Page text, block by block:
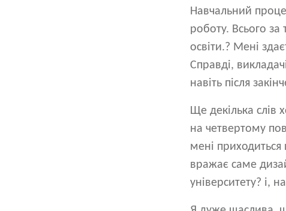
Навчальний
роботу. Всього
освіти.? Мені
Справді,
навіть після
Ще декілька слів
на четвертому
мені
вражає саме
університету? і,